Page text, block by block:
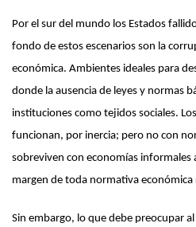
Por el sur del mundo los Estados
fondo de estos escenarios son la
económica. Ambientes ideales para
donde la ausencia de leyes y normas
instituciones como tejidos sociales.
funcionan, por inercia; pero no con
sobreviven con economías informales
margen de toda normativa económica
Sin embargo, lo que debe preocupar